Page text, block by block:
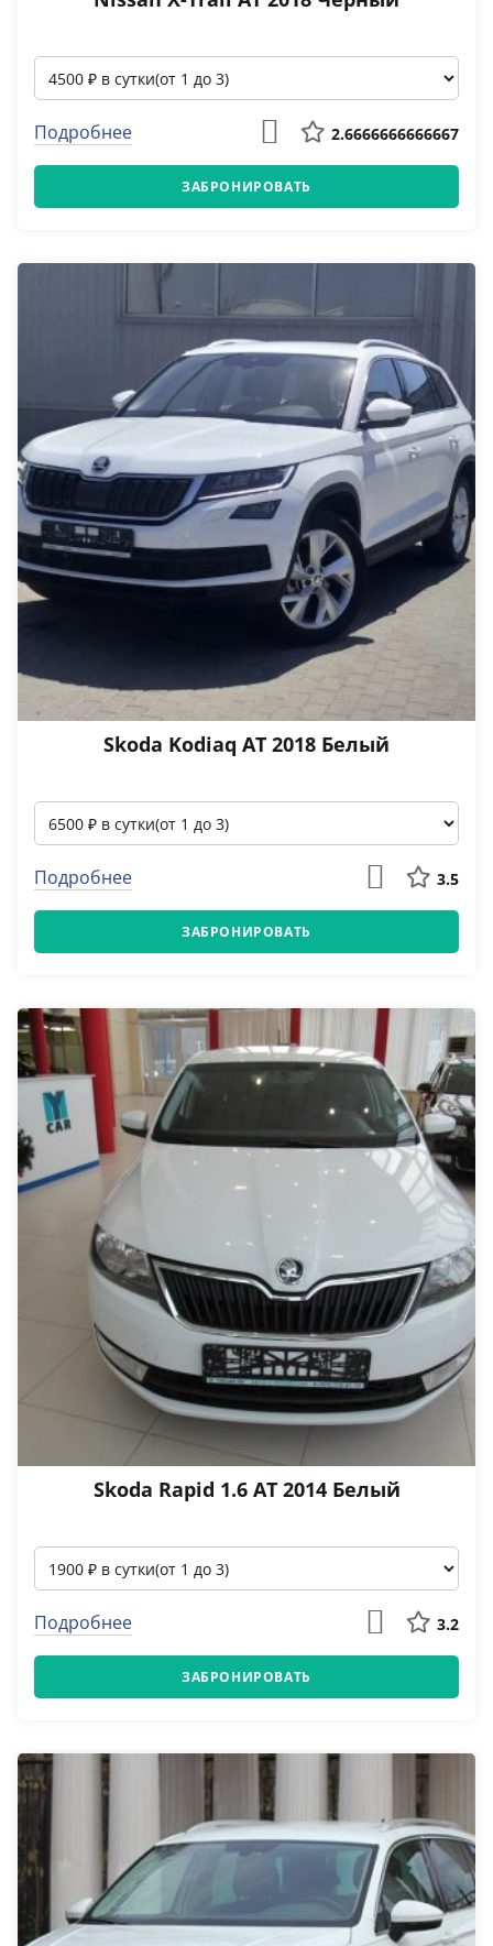
Подробнее 2.6666666666667
ЗАБРОНИРОВАТЬ
Skoda Kodiaq АТ 2018 Белый
Подробнее 3.5
ЗАБРОНИРОВАТЬ
Skoda Rapid 1.6 АТ 2014 Белый
Подробнее 3.2
ЗАБРОНИРОВАТЬ